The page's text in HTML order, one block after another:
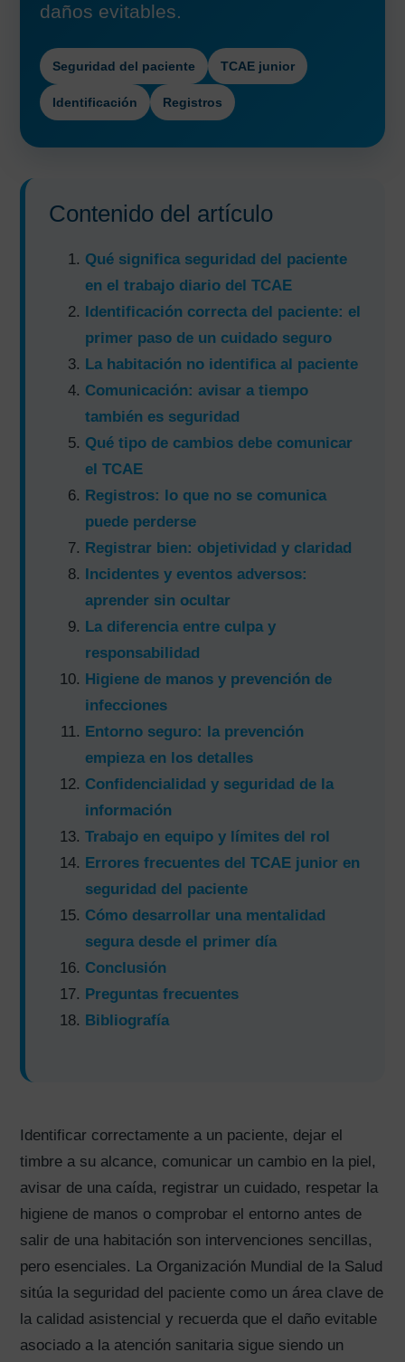
daños evitables.
Seguridad del paciente TCAE junior
Identificación Registros
Contenido del artículo
Qué significa seguridad del paciente
en el trabajo diario del TCAE
Identificación correcta del paciente: el
primer paso de un cuidado seguro
La habitación no identifica al paciente
Comunicación: avisar a tiempo
también es seguridad
Qué tipo de cambios debe comunicar
el TCAE
Registros: lo que no se comunica
puede perderse
Registrar bien: objetividad y claridad
Incidentes y eventos adversos:
aprender sin ocultar
La diferencia entre culpa y
responsabilidad
Higiene de manos y prevención de
infecciones
Entorno seguro: la prevención
empieza en los detalles
Confidencialidad y seguridad de la
información
Trabajo en equipo y límites del rol
Errores frecuentes del TCAE junior en
seguridad del paciente
Cómo desarrollar una mentalidad
segura desde el primer día
Conclusión
Preguntas frecuentes
Bibliografía
Identificar correctamente a un paciente, dejar el
timbre a su alcance, comunicar un cambio en la piel,
avisar de una caída, registrar un cuidado, respetar la
higiene de manos o comprobar el entorno antes de
salir de una habitación son intervenciones sencillas,
pero esenciales. La Organización Mundial de la Salud
sitúa la seguridad del paciente como un área clave de
la calidad asistencial y recuerda que el daño evitable
asociado a la atención sanitaria sigue siendo un